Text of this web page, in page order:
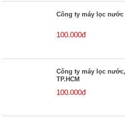
Công ty máy lọc nước
100.000đ
Công ty máy lọc
TP.HCM
100.000đ